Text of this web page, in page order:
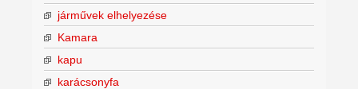
járművek elhelyezése
Kamara
kapu
karácsonyfa